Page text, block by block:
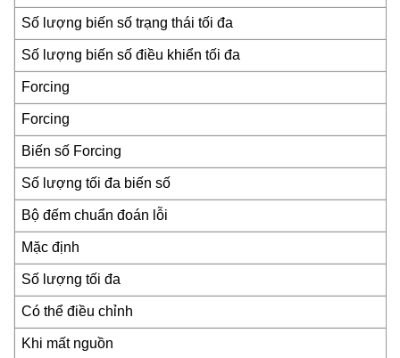
Số lượng biến số trạng thái tối đa
Số lượng biến số điều khiển tối đa
Forcing
Forcing
Biến số Forcing
Số lượng tối đa biến số
Bộ đếm chuẩn đoán lỗi
Mặc định
Số lượng tối đa
Có thể điều chỉnh
Khi mất nguồn